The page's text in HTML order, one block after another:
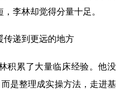
李林却觉得分量十足。
传递到更远的地方
累了大量临床经验。他没
是整理成实操方法，走进基